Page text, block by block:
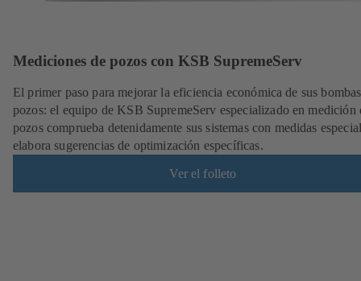
Mediciones de pozos con KSB SupremeServ
El primer paso para mejorar la eficiencia económica de sus
pozos: el equipo de KSB SupremeServ especializado en medición
pozos comprueba detenidamente sus sistemas con medidas
elabora sugerencias de optimización específicas.
Ver el folleto